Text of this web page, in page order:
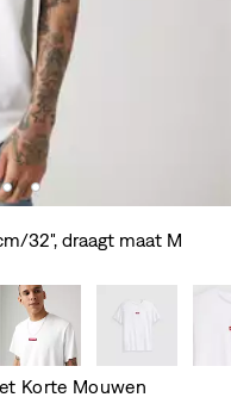
32", draagt maat M
Korte Mouwen